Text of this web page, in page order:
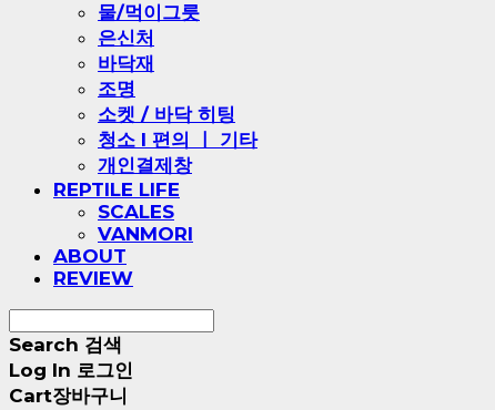
물/먹이그릇
은신처
바닥재
조명
소켓 / 바닥 히팅
청소 l 편의 ㅣ 기타
개인결제창
REPTILE LIFE
SCALES
VANMORI
ABOUT
REVIEW
Search 검색
Log In 로그인
Cart장바구니